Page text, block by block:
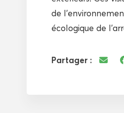
de
écologique de
Partager :